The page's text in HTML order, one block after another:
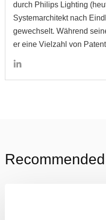
durch Philips Lighting
Systemarchitekt nach
gewechselt. Während
er eine Vielzahl von